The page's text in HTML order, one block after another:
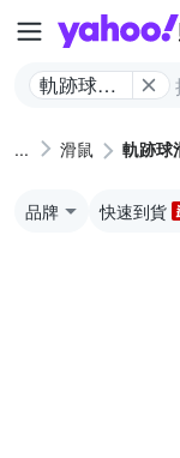
軌跡球滑
滑鼠 軌跡球
品牌 快速到貨